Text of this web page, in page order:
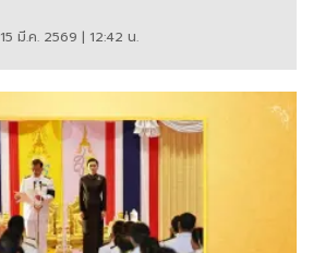
15 มี.ค. 2569 | 12:42 น.